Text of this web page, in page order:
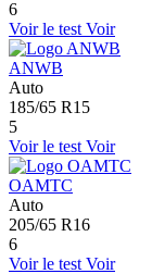
6
Voir le test Voir
ANWB
Auto
185/65 R15
5
Voir le test Voir
OAMTC
Auto
205/65 R16
6
Voir le test Voir